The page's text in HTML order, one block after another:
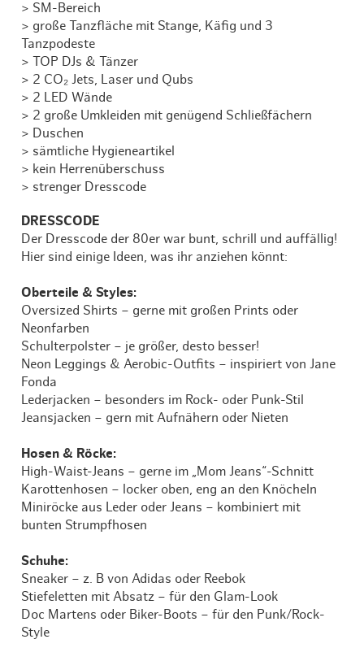
> SM-Bereich
> große Tanzfläche mit Stange, Käfig und 3
Tanzpodeste
> TOP DJs & Tänzer
> 2 CO₂ Jets, Laser und Qubs
> 2 LED Wände
> 2 große Umkleiden mit genügend Schließfächern
> Duschen
> sämtliche Hygieneartikel
> kein Herrenüberschuss
> strenger Dresscode
DRESSCODE
Der Dresscode der 80er war bunt, schrill und auffällig!
Hier sind einige Ideen, was ihr anziehen könnt:
Oberteile & Styles:
Oversized Shirts – gerne mit großen Prints oder
Neonfarben
Schulterpolster – je größer, desto besser!
Neon Leggings & Aerobic-Outfits – inspiriert von Jane
Fonda
Lederjacken – besonders im Rock- oder Punk-Stil
Jeansjacken – gern mit Aufnähern oder Nieten
Hosen & Röcke:
High-Waist-Jeans – gerne im „Mom Jeans“-Schnitt
Karottenhosen – locker oben, eng an den Knöcheln
Miniröcke aus Leder oder Jeans – kombiniert mit
bunten Strumpfhosen
Schuhe:
Sneaker – z. B von Adidas oder Reebok
Stiefeletten mit Absatz – für den Glam-Look
Doc Martens oder Biker-Boots – für den Punk/Rock-
Style